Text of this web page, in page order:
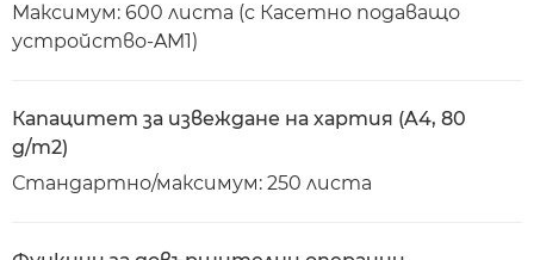
Максимум: 600 листа (с Касетно подаващо
устройство-AM1)
Капацитет за извеждане на хартия (A4, 80
g/m2)
Стандартно/максимум: 250 листа